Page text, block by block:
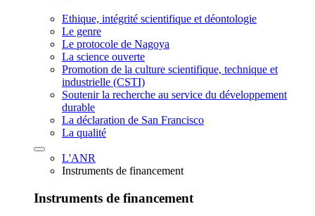
Ethique, intégrité scientifique et déontologie
Le genre
Le protocole de Nagoya
La science ouverte
Promotion de la culture scientifique, technique et
industrielle (CSTI)
Soutenir la recherche au service du développement
durable
La déclaration de San Francisco
La qualité
L'ANR
Instruments de financement
Instruments de financement